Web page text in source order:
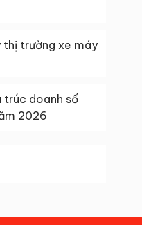
thị trường xe máy
trúc doanh số
2026